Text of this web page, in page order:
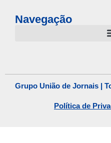
Navegação
Grupo União de Jornais |
Política de